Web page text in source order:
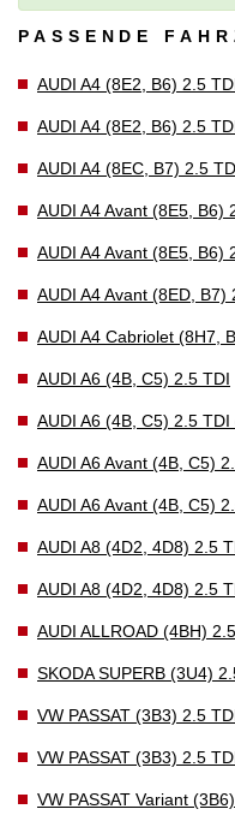
PASSENDE
AUDI A4 (8E2, B6) 2.5
AUDI A4 (8E2, B6) 2.5
AUDI A4 (8EC, B7) 2.5
AUDI A4 Avant (8E5, B6)
AUDI A4 Avant (8E5, B6)
AUDI A4 Avant (8ED, B7)
AUDI A4 Cabriolet (8H7,
AUDI A6 (4B, C5) 2.5 TDI
AUDI A6 (4B, C5) 2.5
AUDI A6 Avant (4B, C5)
AUDI A6 Avant (4B, C5)
AUDI A8 (4D2, 4D8) 2.5
AUDI A8 (4D2, 4D8) 2.5
AUDI ALLROAD (4BH)
SKODA SUPERB (3U4)
VW PASSAT (3B3) 2.5
VW PASSAT (3B3) 2.5
VW PASSAT Variant